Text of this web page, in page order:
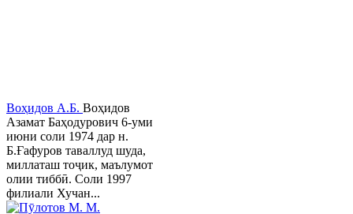
Воҳидов А.Б. Воҳидов
Азамат Баҳодурович 6-уми
июни соли 1974 дар н.
Б.Ғафуров таваллуд шуда,
миллаташ тоҷик, маълумот
олии тиббӣ. Соли 1997
филиали Хучан...